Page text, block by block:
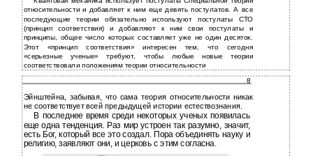
относительности и добавляет к ним еще девять постулатов. А все
последующие теории обязательно используют постулаты СТО
(принцип соответствия) и добавляют к ним свои постулаты и
принципы, общее число которых составляет уже не один десяток.
Этот «принцип соответствия» интересен тем, что сегодня
«серьезные ученые» требуют, чтобы любые новые теории
соответствовали положениям теории относительности
8
Эйнштейна, забывая, что сама теория относительности никак
не соответствует всей предыдущей истории естествознания.
В последнее время среди некоторых ученых появилась
еще одна тенденция. Раз мир устроен так разумно, значит,
есть Бог, который все это создал. Пора объединять науку и
религию, заявляют они, и церковь с этим согласна.